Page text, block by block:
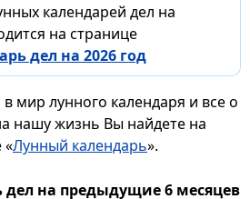
календарей дел на
на странице
дел на 2026 год
мир лунного календаря и все о
нашу жизнь Вы найдете на
«Лунный календарь».
на предыдущие 6 месяцев